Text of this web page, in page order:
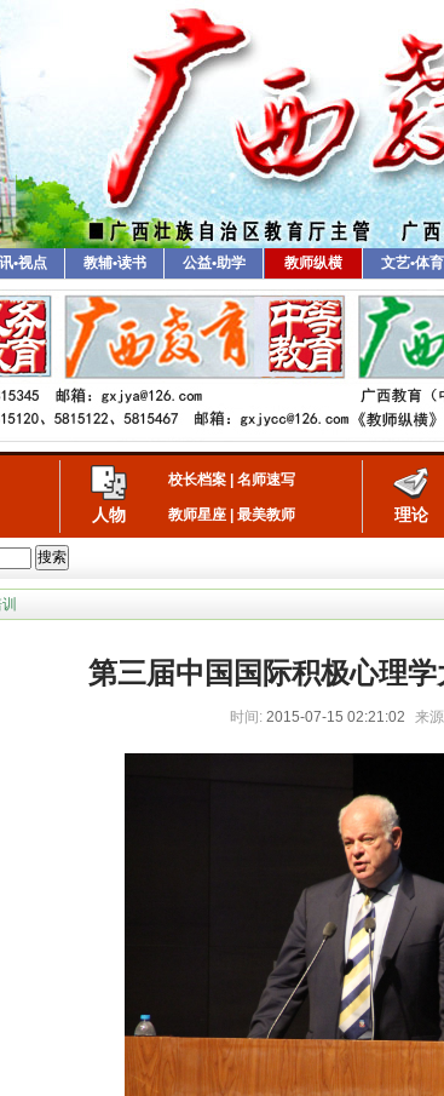
•视点 教辅•读书 公益•助学 教师纵横 文艺•体育
人物
校长档案 名师速写
教师星座 最美教师 理论
搜索
第三届中国国际积极心理
时间: 2015-07-15 02:21:02 来